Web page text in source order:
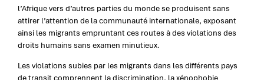
l’Afrique vers d’autres parties du monde se produisent sans
attirer l’attention de la communauté internationale, exposant
ainsi les migrants empruntant ces routes à des violations des
droits humains sans examen minutieux.
Les violations subies par les migrants dans les différents pays
de transit comprennent la discrimination, la xénophobie